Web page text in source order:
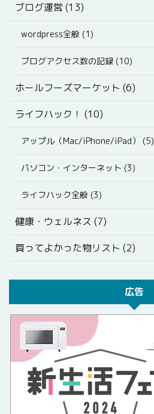
ブログ運営 (13)
wordpress全般 (1)
ブログアクセス数の記録 (10)
ホールフーズマーケット (6)
ライフハック！ (10)
アップル（Mac/iPhone/iPad） (5)
パソコン・インターネット (3)
ライフハック全般 (3)
健康・ウェルネス (7)
買ってよかった物リスト (2)
広告